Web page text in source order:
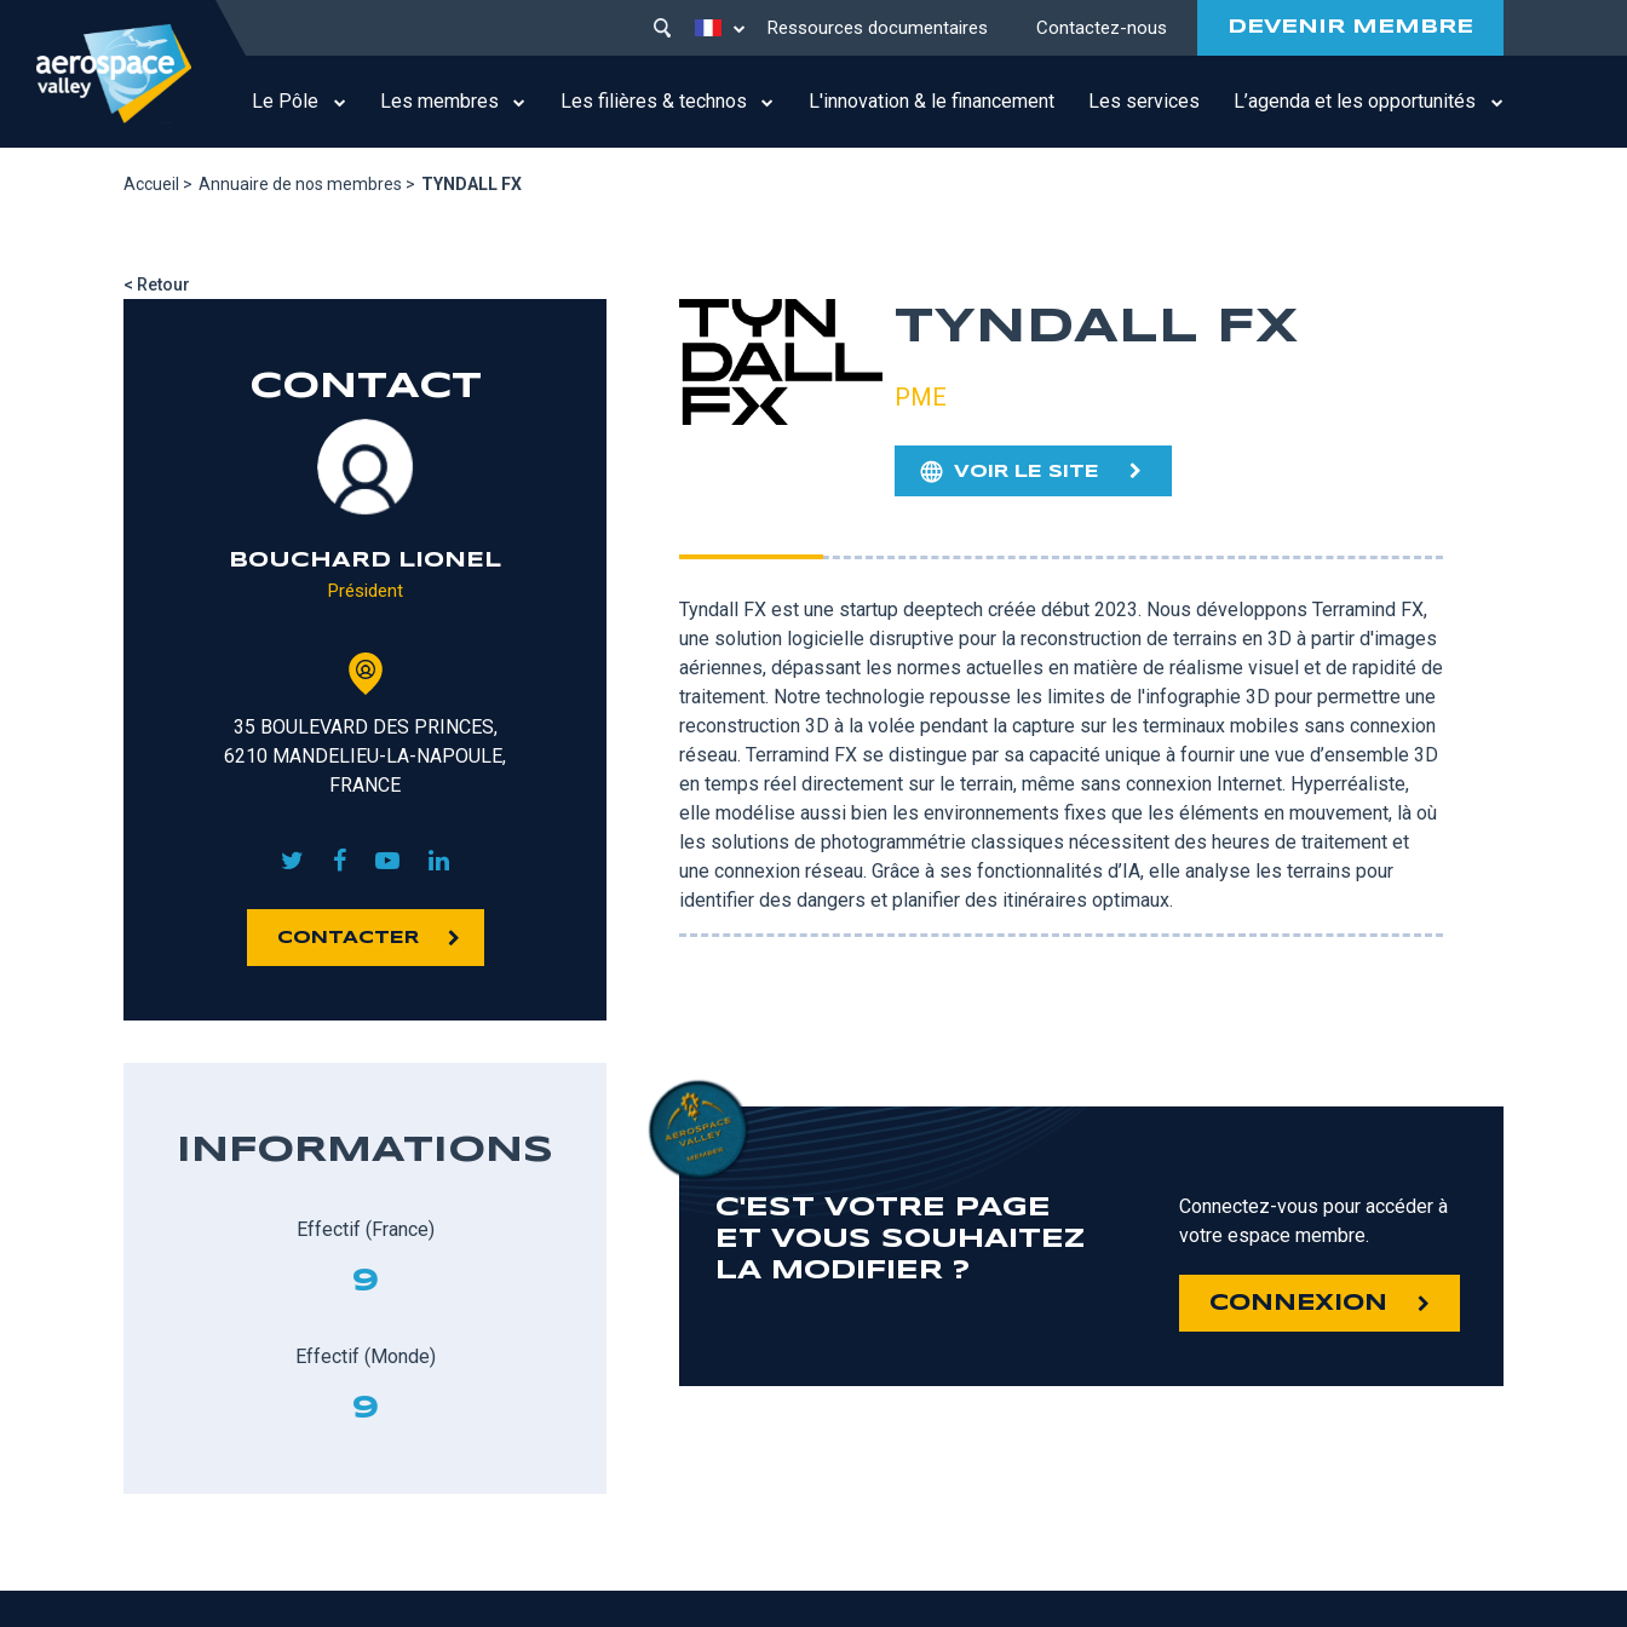
contenu
principal
Lister les actions supplémentaires
menu
top
Ressources documentaires Contactez-nous DEVENIR MEMBRE
navigation
Le Pôle Les membres Les filières & technos L'innovation & le financement Les services L’agenda et les opportunités
Accueil > Annuaire de nos membres > TYNDALL FX
< Retour
CONTACT
BOUCHARD LIONEL
Président
35 BOULEVARD DES PRINCES,
6210 MANDELIEU-LA-NAPOULE,
FRANCE
CONTACTER
INFORMATIONS
Effectif (France)
9
Effectif (Monde)
9
TYNDALL FX
PME
VOIR LE SITE
Tyndall FX est une startup deeptech créée début 2023. Nous développons Terramind FX,
une solution logicielle disruptive pour la reconstruction de terrains en 3D à partir d'images
aériennes, dépassant les normes actuelles en matière de réalisme visuel et de rapidité de
traitement. Notre technologie repousse les limites de l'infographie 3D pour permettre une
reconstruction 3D à la volée pendant la capture sur les terminaux mobiles sans connexion
réseau. Terramind FX se distingue par sa capacité unique à fournir une vue d’ensemble 3D
en temps réel directement sur le terrain, même sans connexion Internet. Hyperréaliste,
elle modélise aussi bien les environnements fixes que les éléments en mouvement, là où
les solutions de photogrammétrie classiques nécessitent des heures de traitement et
une connexion réseau. Grâce à ses fonctionnalités d’IA, elle analyse les terrains pour
identifier des dangers et planifier des itinéraires optimaux.
C'EST VOTRE PAGE
ET VOUS SOUHAITEZ
LA MODIFIER ?
Connectez-vous pour accéder à
votre espace membre.
CONNEXION